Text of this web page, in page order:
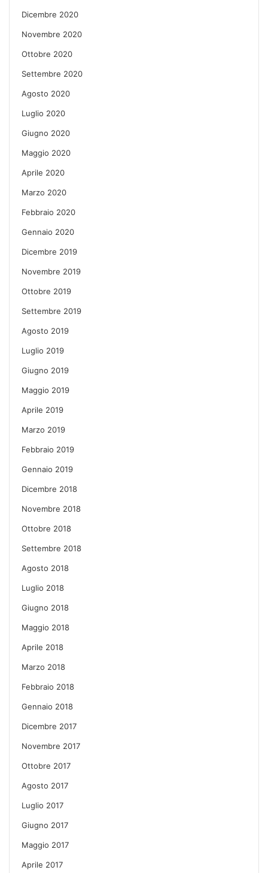
Dicembre 2020
Novembre 2020
Ottobre 2020
Settembre 2020
Agosto 2020
Luglio 2020
Giugno 2020
Maggio 2020
Aprile 2020
Marzo 2020
Febbraio 2020
Gennaio 2020
Dicembre 2019
Novembre 2019
Ottobre 2019
Settembre 2019
Agosto 2019
Luglio 2019
Giugno 2019
Maggio 2019
Aprile 2019
Marzo 2019
Febbraio 2019
Gennaio 2019
Dicembre 2018
Novembre 2018
Ottobre 2018
Settembre 2018
Agosto 2018
Luglio 2018
Giugno 2018
Maggio 2018
Aprile 2018
Marzo 2018
Febbraio 2018
Gennaio 2018
Dicembre 2017
Novembre 2017
Ottobre 2017
Agosto 2017
Luglio 2017
Giugno 2017
Maggio 2017
Aprile 2017